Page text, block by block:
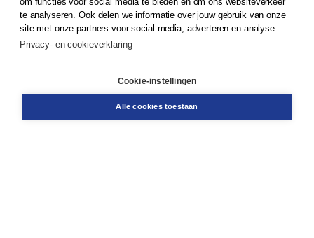
© 2026Koninklijke Boom uitgevers
Bestellen
te analyseren. Ook delen we informatie over jouw gebruik van onze
site met onze partners voor social media, adverteren en analyse.
Privacy- en cookieverklaring
Cookie-instellingen
Alle cookies toestaan